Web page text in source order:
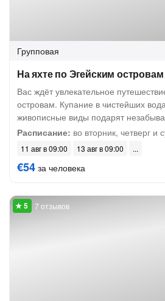
Групповая
На яхте по Эгейским островам
Вас ждёт увлекательное
островам. Купание в чистейших
живописные виды подарят
Расписание: во вторник, четверг и
11 авг в 09:00 13 авг в 09:00
€54 за человека
7 отзывов